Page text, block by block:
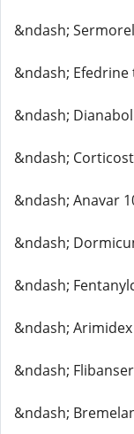
&ndash;
&ndash;
&ndash;
&ndash;
&ndash; Anavar
&ndash;
&ndash;
&ndash;
&ndash;
&ndash;